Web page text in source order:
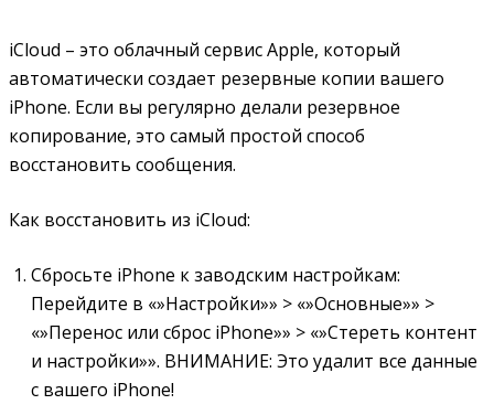
iCloud – это облачный сервис Apple, который
автоматически создает резервные копии вашего
iPhone. Если вы регулярно делали резервное
копирование, это самый простой способ
восстановить сообщения.
Как восстановить из iCloud:
Сбросьте iPhone к заводским настройкам:
Перейдите в «»Настройки»» > «»Основные»» >
«»Перенос или сброс iPhone»» > «»Стереть контент
и настройки»». ВНИМАНИЕ: Это удалит все данные
с вашего iPhone!